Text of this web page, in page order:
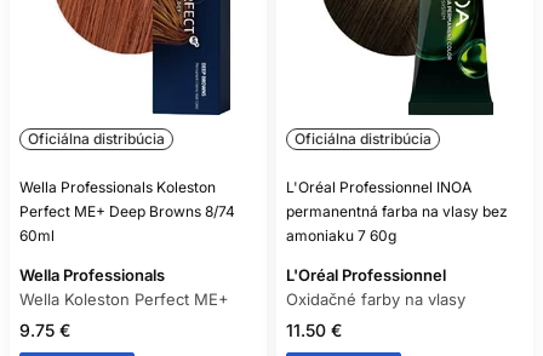
Oficiálna distribúcia
Wella Professionals Koleston
Perfect ME+ Deep Browns 8/74
60ml
Wella Professionals
Wella Koleston Perfect ME+
9.75 €
Oficiálna distribúcia
L'Oréal Professionnel INOA
permanentná farba na vlasy bez
amoniaku 7 60g
L'Oréal Professionnel
Oxidačné farby na vlasy
11.50 €